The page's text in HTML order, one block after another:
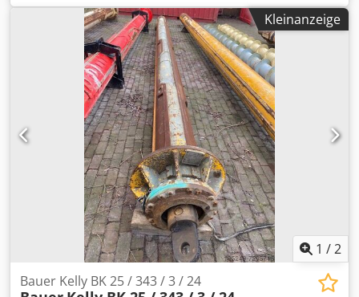
Mohamad Fattah Ahmad, um weitere Informationen zu
erhalten. Bauer MAT SKC-30-K Durchlaufmischer Guter
Zustand Dcsdpfxjh Tyyts Aclek Sofort verfügbar
Kleinanzeige
1 /2
Bauer Kelly BK 25 / 343 / 3 / 24